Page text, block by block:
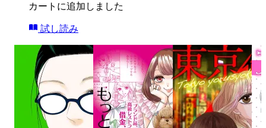
カートに追加しました
試し読み